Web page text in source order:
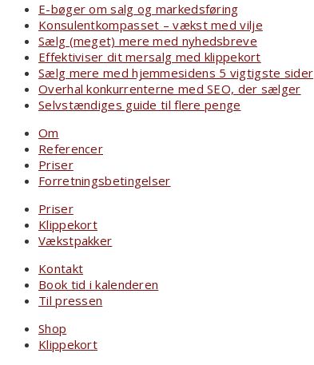
E-bøger om salg og markedsføring
Konsulentkompasset – vækst med vilje
Sælg (meget) mere med nyhedsbreve
Effektiviser dit mersalg med klippekort
Sælg mere med hjemmesidens 5 vigtigste sider
Overhal konkurrenterne med SEO, der sælger
Selvstændiges guide til flere penge
Om
Referencer
Priser
Forretningsbetingelser
Priser
Klippekort
Vækstpakker
Kontakt
Book tid i kalenderen
Til pressen
Shop
Klippekort